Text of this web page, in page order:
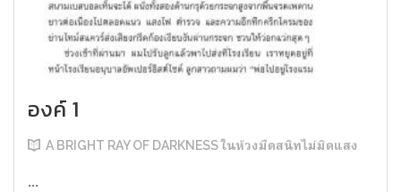
องค์ 1
A BRIGHT RAY OF DARKNESS ในห้วงมืดสนิทไม่มิดแสง
...